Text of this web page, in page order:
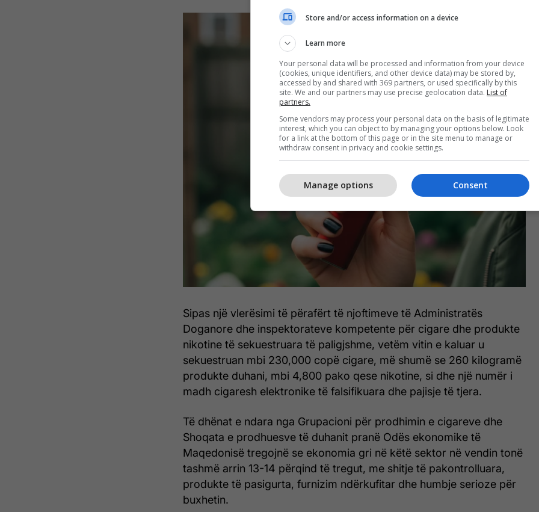
Sipas një vlerësimi të përafërt të njoftimeve të Administratës
Doganore dhe inspektorateve kompetente për cigare dhe produkte
nikotine të sekuestruara të paligjshme, vetëm vitin e kaluar u
sekuestruan mbi 230,000 copë cigare, më shumë se 260 kilogramë
produkte duhani, mbi 4,800 pako qese nikotine, si dhe një numër i
madh cigaresh elektronike të falsifikuara dhe pajisje të tjera.
Të dhënat e ndara nga Grupacioni për prodhimin e cigareve dhe
Shoqata e prodhuesve të duhanit pranë Odës ekonomike të
Maqedonisë tregojnë se ekonomia gri në këtë sektor në vendin tonë
tashmë arrin 13-14 përqind të tregut, me shitje të pakontrolluara,
produkte të pasigurta, furnizim ndërkufitar dhe humbje serioze për
buxhetin.
Store and/or access information on a device
Learn more
Your personal data will be processed and information from your device
(cookies, unique identifiers, and other device data) may be stored by,
accessed by and shared with 369 partners, or used specifically by this
site. We and our partners may use precise geolocation data. List of
partners.
Some vendors may process your personal data on the basis of legitimate
interest, which you can object to by managing your options below. Look
for a link at the bottom of this page or in the site menu to manage or
withdraw consent in privacy and cookie settings.
Consent
Manage options